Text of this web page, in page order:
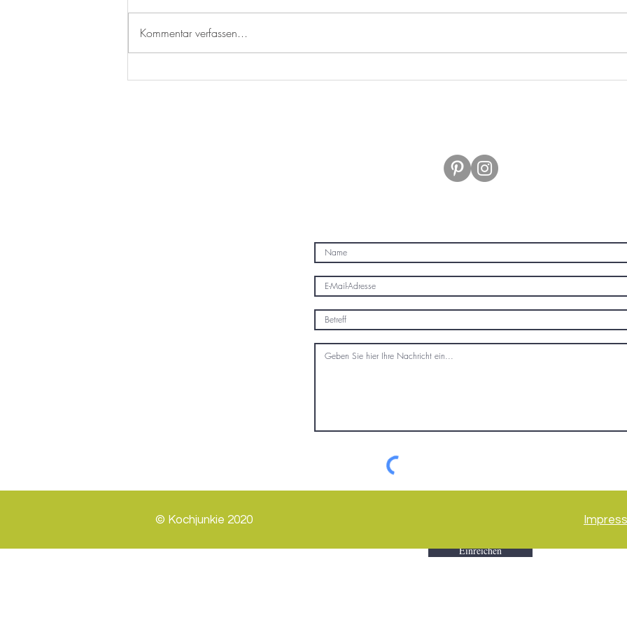
Kommentar verfassen...
Einreichen
© Kochjunkie 2020